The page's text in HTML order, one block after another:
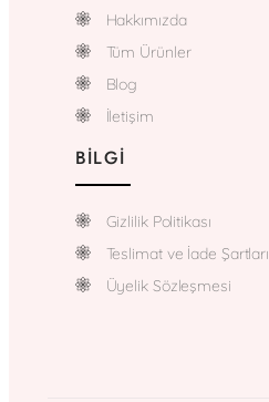
Hakkımızda
Tüm Ürünler
Blog
İletişim
BILGI
Gizlilik Politikası
Teslimat ve İade Şartları
Üyelik Sözleşmesi